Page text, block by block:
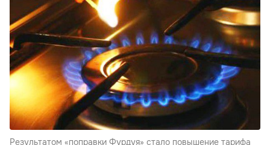
Результатом «поправки Фурдуя» стало повышение тарифа